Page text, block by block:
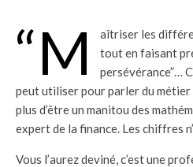
“M
aîtriser les
tout en faisant
persévérance”…
peut utiliser pour parler du métier
plus d’être un manitou des
expert de la finance. Les chiffres
Vous l’aurez deviné, c’est une